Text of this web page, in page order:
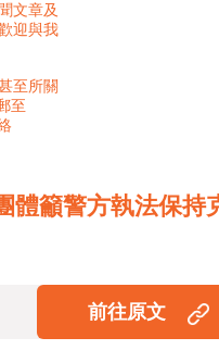
文章及
迎與我
至所關
至
體籲警方執法保持
前往原文